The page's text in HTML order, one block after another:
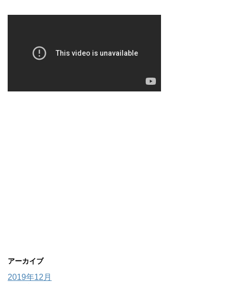
アーカイブ
2019年12月